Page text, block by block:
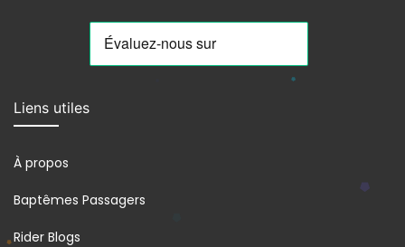
Liens utiles
À propos
Baptêmes Passagers
Rider Blogs